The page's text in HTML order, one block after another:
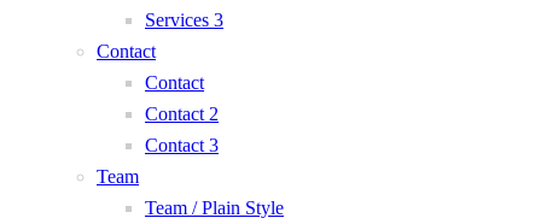
Services 3
Contact
Contact
Contact 2
Contact 3
Team
Team / Plain Style